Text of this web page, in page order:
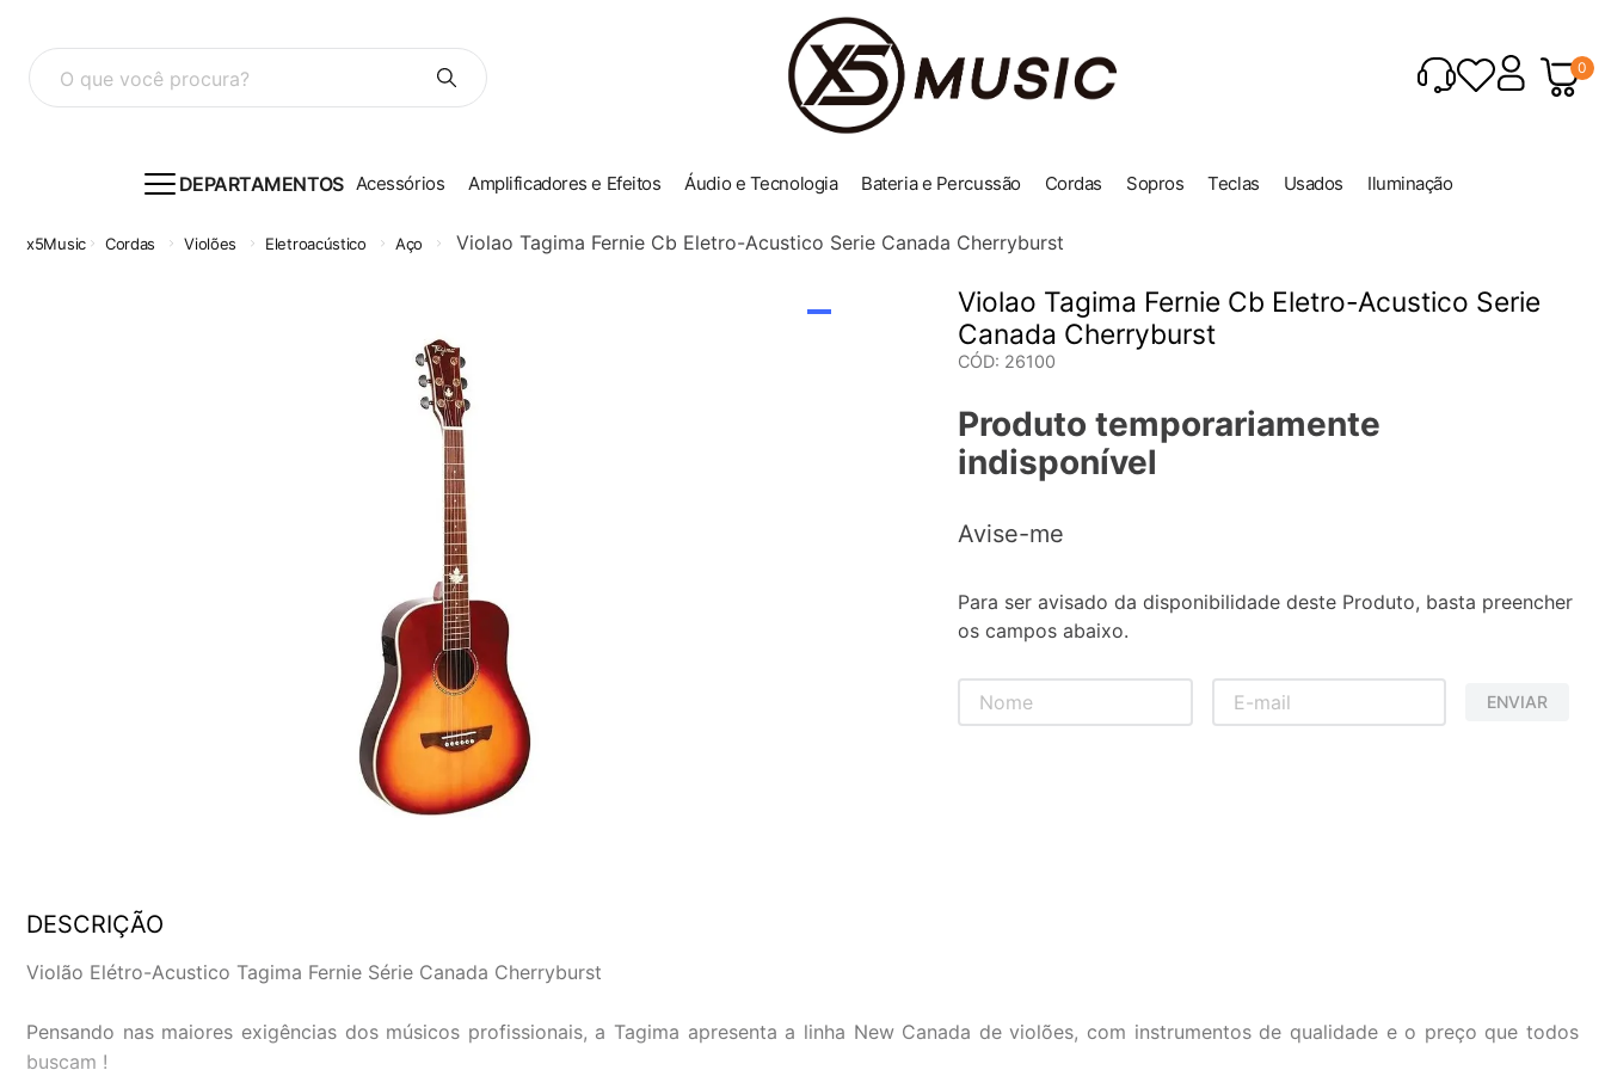
O que você procura? 0
DEPARTAMENTOS Acessórios Amplificadores e Efeitos Áudio e Tecnologia Bateria e Percussão Cordas Sopros Teclas Usados Iluminação
Cordas Violões Eletroacústico Aço Violao Tagima Fernie Cb Eletro-Acustico Serie Canada Cherryburst
Violao Tagima Fernie Cb Eletro-Acustico Serie
Canada Cherryburst
CÓD: 26100
Produto temporariamente
indisponível
Avise-me
Para ser avisado da disponibilidade deste Produto, basta preencher
os campos abaixo.
ENVIAR
DESCRIÇÃO
Violão Elétro-Acustico Tagima Fernie Série Canada Cherryburst
Pensando nas maiores exigências dos músicos profissionais, a Tagima apresenta a linha New Canada de violões, com instrumentos de qualidade e o preço que todos
buscam !